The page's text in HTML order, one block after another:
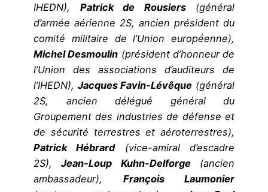
IHEDN), Patrick de Rousiers(général
d’armée aérienne 2S, ancien président du
comité militaire de l’Union européenne),
Michel Desmoulin (président d’honneur de
l’Union des associations d’auditeurs de
l’IHEDN), Jacques Favin-Lévêque (général
2S, ancien délégué général du
Groupement des industries de défense et
de sécurité terrestres et aéroterrestres),
Patrick Hébrard(vice-amiral d’escadre
2S),Jean-Loup Kuhn-Delforge(ancien
ambassadeur), François Laumonier